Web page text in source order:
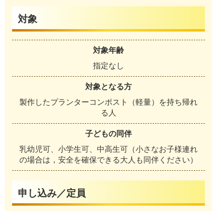
対象
対象年齢
指定なし
対象となる方
製作したプランターコンポスト（軽量）を持ち帰れ
る人
子どもの同伴
乳幼児可、小学生可、中高生可（小さなお子様連れ
の場合は，安全を確保できる大人も同伴ください）
申し込み／定員